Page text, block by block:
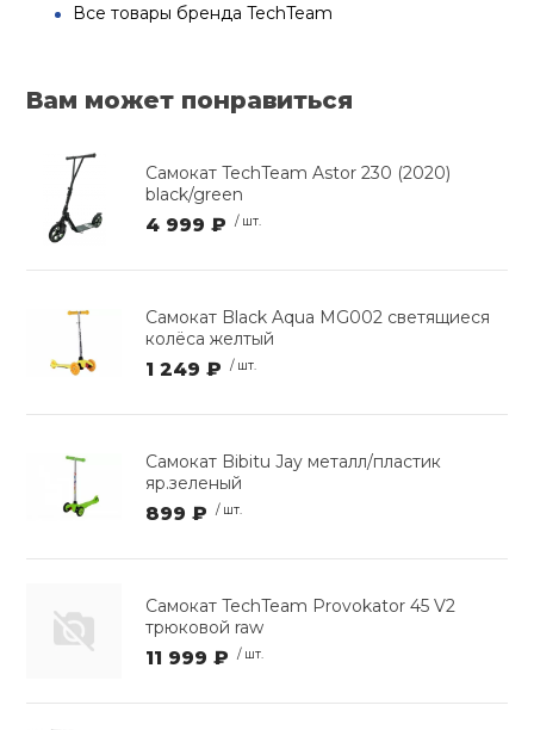
Все товары бренда TechTeam
Вам может понравиться
Самокат TechTeam Astor 230 (2020)
black/green
4 999 ₽ / шт.
Самокат Black Aqua MG002 светящиеся
колёса желтый
1 249 ₽ / шт.
Самокат Bibitu Jay металл/пластик
яр.зеленый
899 ₽ / шт.
Самокат TechTeam Provokator 45 V2
трюковой raw
11 999 ₽ / шт.